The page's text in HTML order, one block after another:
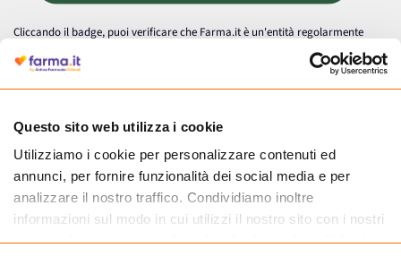
Questo sito web utilizza i cookie
Utilizziamo i cookie per personalizzare contenuti ed
annunci, per fornire funzionalità dei social media e per
analizzare il nostro traffico. Condividiamo inoltre
informazioni sul modo in cui utilizzi il nostro sito con i nostri
partner che si occupano di analisi dei dati web, pubblicità e
Cliccando il badge, puoi verificare che Farma.it è un'entità regolarmente
autorizzata dal Ministero della Salute a effettuare la vendita online di
medicinali.